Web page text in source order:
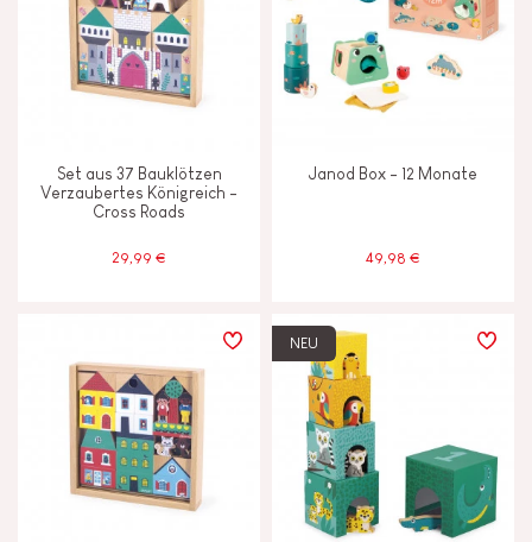
Set aus 37 Bauklötzen
Verzaubertes Königreich -
Cross Roads
29,99 €
Janod Box - 12 Monate
49,98 €
NEU